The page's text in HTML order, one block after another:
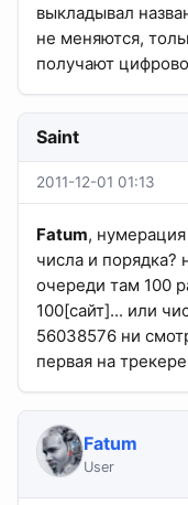
выкладывал
не меняются,
получают
Saint
2011-12-01 01:13
Fatum,
числа и порядка?
очереди там 100
100[сайт]... или
56038576 ни
первая на
Fatum
User